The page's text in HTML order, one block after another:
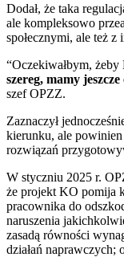
Dodał, że taka
ale kompleksowo
społecznymi, ale też
“Oczekiwałbym,
szereg, mamy
szef OPZZ.
Zaznaczył
kierunku, ale
rozwiązań
W styczniu 2025 r.
że projekt KO pomija
pracownika do
naruszenia
zasadą równości
działań naprawczych;